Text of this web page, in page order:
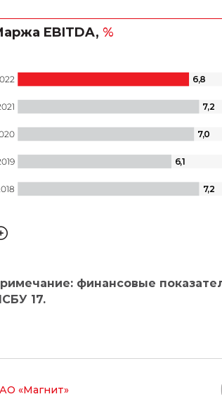
EBITDA, %
7,2
6,1
7,0
6,8
7,2
финансовые
17.
«Магнит»